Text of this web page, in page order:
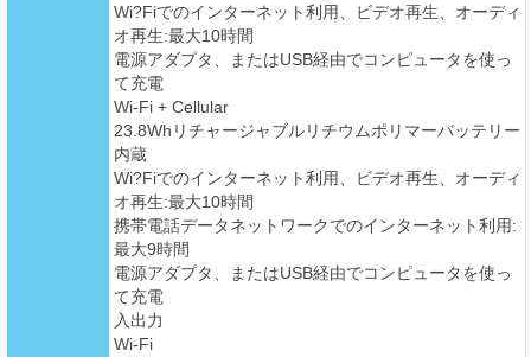
Wi?Fiでのインターネット利用、ビデオ再生、オーディ
オ再生:最大10時間
電源アダプタ、またはUSB経由でコンピュータを使っ
て充電
Wi-Fi + Cellular
23.8Whリチャージャブルリチウムポリマーバッテリー
内蔵
Wi?Fiでのインターネット利用、ビデオ再生、オーディ
オ再生:最大10時間
携帯電話データネットワークでのインターネット利用:
最大9時間
電源アダプタ、またはUSB経由でコンピュータを使っ
て充電
入出力
Wi-Fi